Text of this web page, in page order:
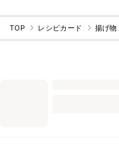
TOP レシピカード 揚げ物